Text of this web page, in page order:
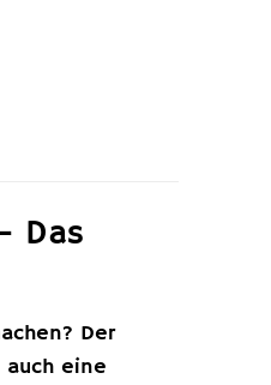
Das
Der
eine